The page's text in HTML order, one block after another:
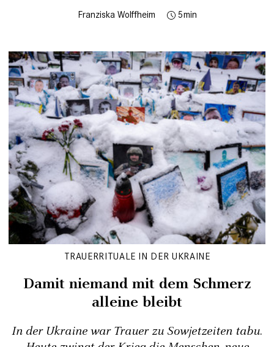
Franziska Wolffheim 5
TRAUERRITUALE IN DER UKRAINE
Damit niemand mit dem Schmerz
alleine bleibt
In der Ukraine war Trauer zu Sowjetzeiten tabu.